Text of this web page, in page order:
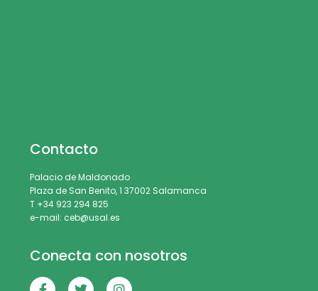
Contacto
Palacio de Maldonado
Plaza de San Benito, 1 37002 Salamanca
T +34 923 294 825
e-mail: ceb@usal.es
Conecta con nosotros